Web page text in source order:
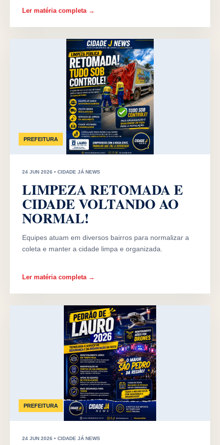
Ler matéria completa →
PREFEITURA
24 JUN 2026 • CIDADE JÁ NEWS
LIMPEZA RETOMADA E
CIDADE VOLTANDO AO
NORMAL!
Equipes atuam em diversos bairros para normalizar a
coleta e manter a cidade limpa e organizada.
Ler matéria completa →
PREFEITURA
24 JUN 2026 • CIDADE JÁ NEWS